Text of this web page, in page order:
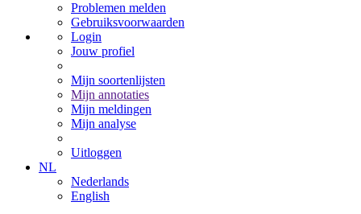
Problemen melden
Gebruiksvoorwaarden
Login
Jouw profiel
Mijn soortenlijsten
Mijn annotaties
Mijn meldingen
Mijn analyse
Uitloggen
NL
Nederlands
English